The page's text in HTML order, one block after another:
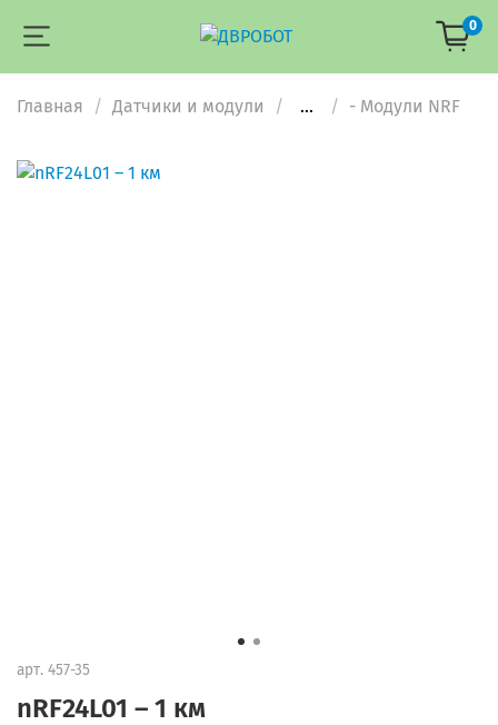
0
Главная Датчики и модули ... - Модули NRF
арт. 457-35
nRF24L01 – 1 км